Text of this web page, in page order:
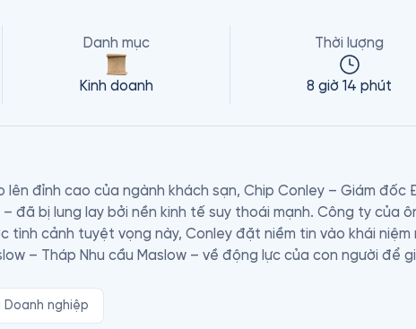
Danh mục
Kinh doanh
Thời lượng
8 giờ 14 phút
lên đỉnh cao của ngành khách sạn, Chip Conley – Giám đốc
đã bị lung lay bởi nền kinh tế suy thoái mạnh. Công ty của
tình cảnh tuyệt vọng này, Conley đặt niềm tin vào khái
– Tháp Nhu cầu Maslow – về động lực của con người để
Doanh Nghiệp Bằng Văn Hóa, Conley khám phá cách Joie de
Doanh nghiệp